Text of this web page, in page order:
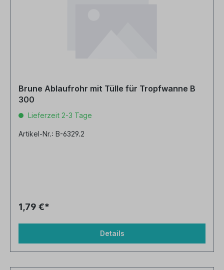
Brune Ablaufrohr mit Tülle für Tropfwanne B
300
Lieferzeit 2-3 Tage
Artikel-Nr.: B-6329.2
1,79 €*
Details